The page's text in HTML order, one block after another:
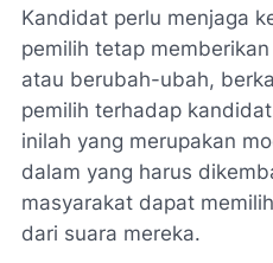
Kandidat perlu menjaga
pemilih tetap
atau berubah-ubah,
pemilih terhadap
inilah yang merupakan
dalam yang harus
masyarakat dapat
dari suara mereka.